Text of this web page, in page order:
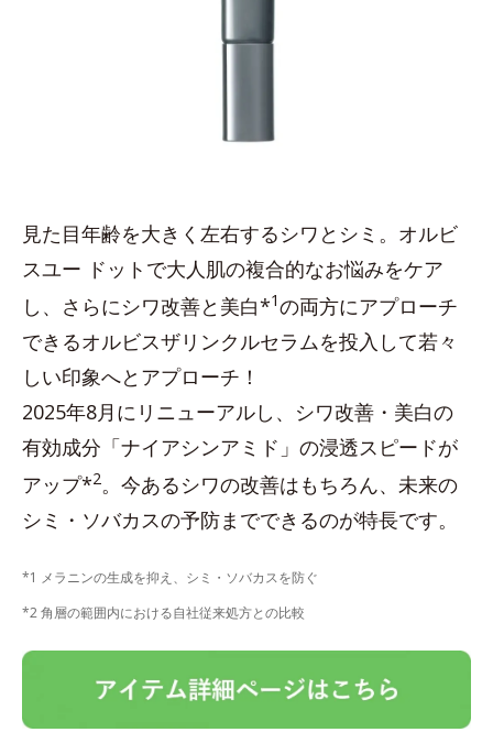
見た目年齢を大きく左右するシワとシミ。オルビ
スユー ドットで大人肌の複合的なお悩みをケア
し、さらにシワ改善と美白*1の両方にアプローチ
できるオルビスザリンクルセラムを投入して若々
しい印象へとアプローチ！
2025年8月にリニューアルし、シワ改善・美白の
有効成分「ナイアシンアミド」の浸透スピードが
アップ*2。今あるシワの改善はもちろん、未来の
シミ・ソバカスの予防までできるのが特長です。
*1 メラニンの生成を抑え、シミ・ソバカスを防ぐ
*2 角層の範囲内における自社従来処方との比較